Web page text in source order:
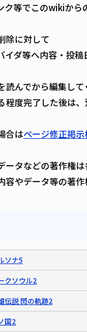
等でこのwikiから
除に対して
イダ等へ内容・投
読んでから編集して
程度完了した後は
合はページ修正掲示
タなどの著作権は
やデータ等の著作
ソナ5
クソウル2
伝説 閃の軌跡2
国2